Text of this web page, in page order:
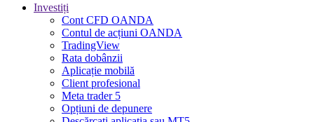
Investiți
Cont CFD OANDA
Contul de acțiuni OANDA
TradingView
Rata dobânzii
Aplicație mobilă
Client profesional
Meta trader 5
Opțiuni de depunere